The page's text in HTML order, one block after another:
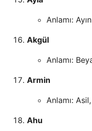
Anlamı:
Akgül
Anlamı:
Armin
Anlamı:
Ahu